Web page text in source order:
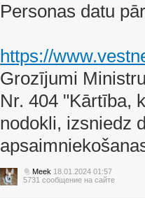
Personas datu
https://
Grozījumi
Nr. 404 "Kārtība,
nodokli, izsniedz
Meek 18.01.2024 01:57
5731 сообщение на сайте